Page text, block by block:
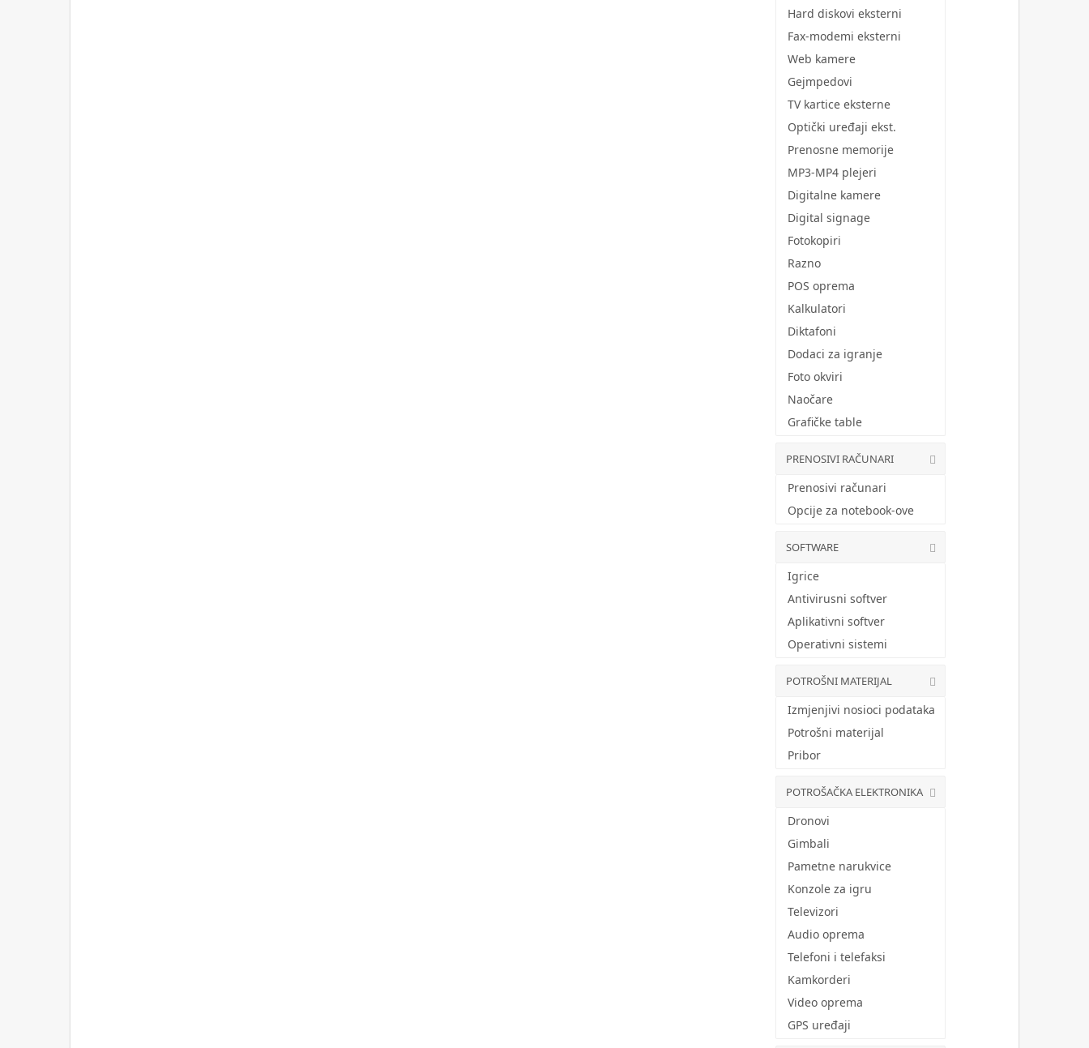
Hard diskovi eksterni
Fax-modemi eksterni
Web kamere
Gejmpedovi
TV kartice eksterne
Optički uređaji ekst.
Prenosne memorije
MP3-MP4 plejeri
Digitalne kamere
Digital signage
Fotokopiri
Razno
POS oprema
Kalkulatori
Diktafoni
Dodaci za igranje
Foto okviri
Naočare
Grafičke table
PRENOSIVI RAČUNARI
Prenosivi računari
Opcije za notebook-ove
SOFTWARE
Igrice
Antivirusni softver
Aplikativni softver
Operativni sistemi
POTROŠNI MATERIJAL
Izmjenjivi nosioci podataka
Potrošni materijal
Pribor
POTROŠAČKA ELEKTRONIKA
Dronovi
Gimbali
Pametne narukvice
Konzole za igru
Televizori
Audio oprema
Telefoni i telefaksi
Kamkorderi
Video oprema
GPS uređaji